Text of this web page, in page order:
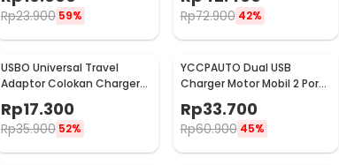
Rp23.900 59% Rp72.900 42%
USBO Universal Travel
Adaptor Colokan Charger
Adapter 1000W - 931L
Rp17.300
Rp35.900 52%
YCCPAUTO Dual USB
Charger Motor Mobil 2 Port
DC 12-24V 3.1A 1 PCS - CJ-
L040
Rp33.700
Rp60.900 45%